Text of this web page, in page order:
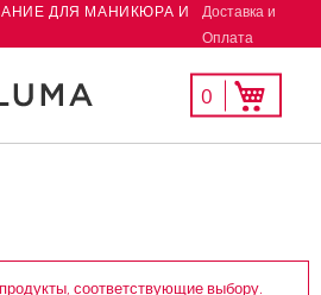
ДЛЯ МАНИКЮРА И
Доставка и
Оплата
Моя корзина
0
соответствующие выбору.